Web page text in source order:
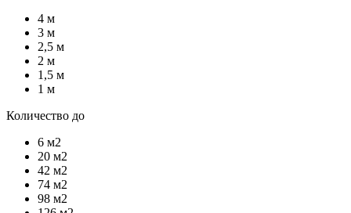
4 м
3 м
2,5 м
2 м
1,5 м
1 м
Количество до
6 м2
20 м2
42 м2
74 м2
98 м2